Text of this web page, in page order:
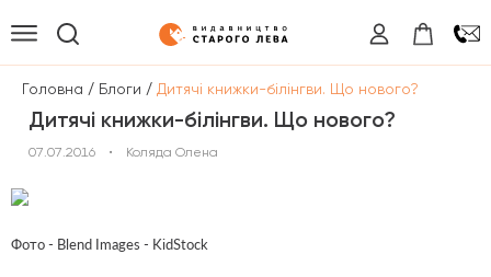
Головна / Блоги / Дитячі книжки-білінгви. Що нового?
Дитячі книжки-білінгви. Що нового?
07.07.2016 • Коляда Олена
Фото - Blend Images - KidStock